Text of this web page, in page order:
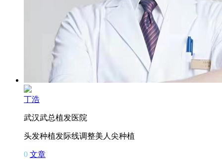
丁浩
武汉武总植发医院
头发种植发际线调整美人尖种植
0 文章